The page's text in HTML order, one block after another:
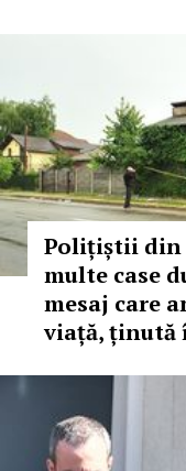
Polițiștii din
multe case
mesaj care
viață, ținută